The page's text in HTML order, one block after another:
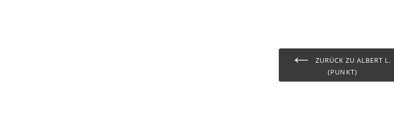
ZURÜCK ZU ALBERT L.
(PUNKT)